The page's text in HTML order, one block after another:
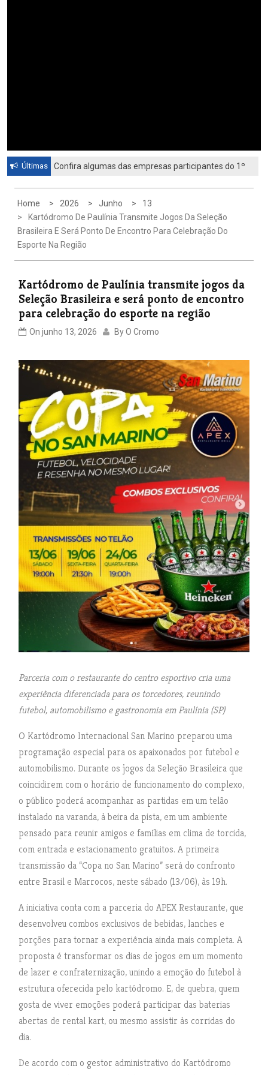
Últimas
Confira algumas das empresas participantes do 1º
Home 2026 Junho
13
Kartódromo De Paulínia Transmite Jogos Da Seleção
Brasileira E Será Ponto De Encontro Para Celebração Do
Esporte Na Região
Kartódromo de Paulínia transmite jogos da
Seleção Brasileira e será ponto de encontro
para celebração do esporte na região
On junho 13, 2026 ByO Cromo
Parceria com o restaurante do centro esportivo cria uma
experiência diferenciada para os torcedores, reunindo
futebol, automobilismo e gastronomia em Paulínia (SP)
O Kartódromo Internacional San Marino preparou uma
programação especial para os apaixonados por futebol e
automobilismo. Durante os jogos da Seleção Brasileira que
coincidirem com o horário de funcionamento do complexo,
o público poderá acompanhar as partidas em um telão
instalado na varanda, à beira da pista, em um ambiente
pensado para reunir amigos e famílias em clima de torcida,
com entrada e estacionamento gratuitos. A primeira
transmissão da “Copa no San Marino” será do confronto
entre Brasil e Marrocos, neste sábado (13/06), às 19h.
A iniciativa conta com a parceria do APEX Restaurante, que
desenvolveu combos exclusivos de bebidas, lanches e
porções para tornar a experiência ainda mais completa. A
proposta é transformar os dias de jogos em um momento
de lazer e confraternização, unindo a emoção do futebol à
estrutura oferecida pelo kartódromo. E, de quebra, quem
gosta de viver emoções poderá participar das baterias
abertas de rental kart, ou mesmo assistir às corridas do
dia.
De acordo com o gestor administrativo do Kartódromo